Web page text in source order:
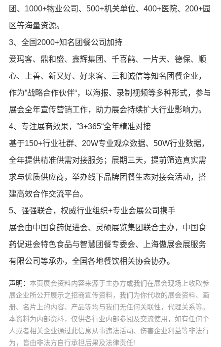
团、1000+物业公司、500+机关单位、400+医院、200+园
区等海量资源。
3、全国2000+知名团餐公司加持
爱玛客、鼎和盛、鑫辉集团、千喜鹤、一片天、德保、顺
心、上善、新又好、好来客、三和诚信等知名团餐企业，
作为”战略合作伙伴“，以海报、录制视频等多种形式，参与
展会全年宣传营销工作，助力展会持续扩大行业影响力。
4、专注展商效果，”3+365“全年精准对接
基于150+行业社群、20W专业观众数据、50W行业数据，
全年提供精准供需对接服务；展期三天，提前筛选真实需
求与优质供应商，举办线下品牌团餐生态对接会活动，搭
建高效合作交流平台。
5、强强联合，权威行业组织+专业会展公司携手
展会由中国食药促进会、灵硕展览集团联合主办，中国食
药促进会特色食品与智慧团餐专委会、上海傲展会展服务
有限公司等承办，全国各地餐饮相关协会协办。
声明： 本页展会资料内容来源于主办方或我们在展会现场上收取参
展企业所公开展示之招商宣传资料，我们为你代收的展会资料、画
册、名片上的内容、产品等均与我们无任何关联性，代理关系等。
本资料为内部资料，仅供各行业内部参阅及交流使用，如有任何个
人或者相关企业通过此信息从事违法活动、伤害企业利益等非法行
为，皆由非法方自行承担后果及法律责任!